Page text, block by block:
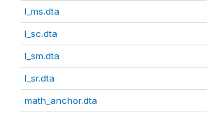
l_ms.dta
l_sc.dta
l_sm.dta
l_sr.dta
math_anchor.dta